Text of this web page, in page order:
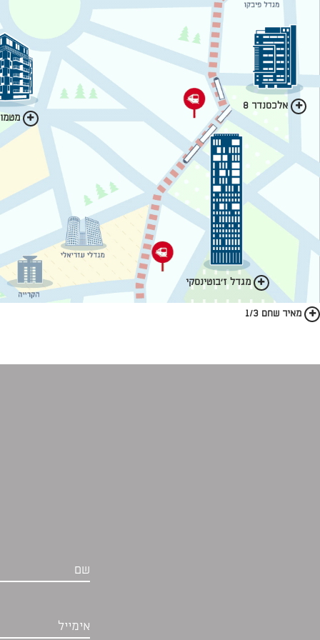
מאיר שחם 1/3
מגדל ז'בוטינסקי
אלכסנדר 8
שם
אימייל